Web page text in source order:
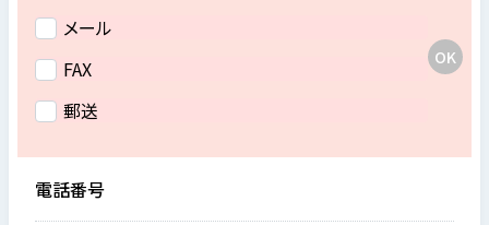
メール
FAX
郵送
電話番号